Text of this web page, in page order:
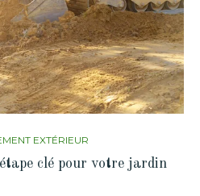
EXTÉRIEUR
clé pour votre jardin